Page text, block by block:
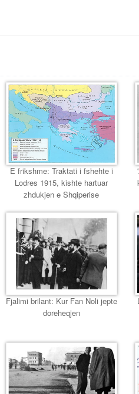
E frikshme: Traktati i fshehte i
Lodres 1915, kishte hartuar
zhdukjen e Shqiperise
Fjalimi brilant: Kur Fan Noli jepte
doreheqjen